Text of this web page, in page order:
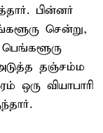
பின்னர்
சென்று,
பெங்களூரு
தஞ்சம்ம
வியாபாரி